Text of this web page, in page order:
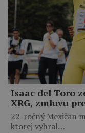
Isaac del Toro
XRG, zmluvu
22-ročný Mexičan
ktorej vyhral…